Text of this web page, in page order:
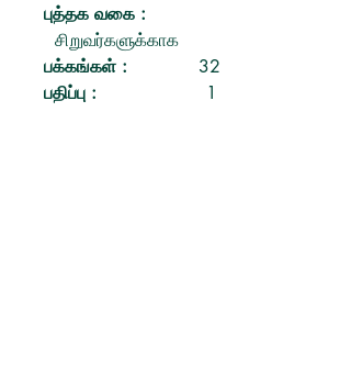
புத்தக வகை :
சிறுவர்களுக்காக
பக்கங்கள் : 32
பதிப்பு : 1